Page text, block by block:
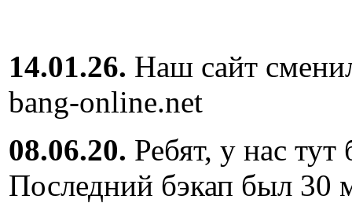
14.01.26. Наш сайт
bang-online.net
08.06.20. Ребят, у нас
Последний бэкап был 30